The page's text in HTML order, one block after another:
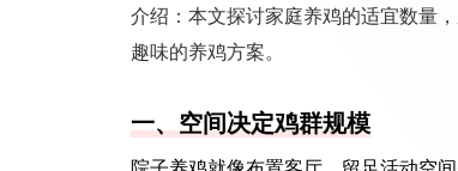
介绍： 本文探讨家庭养鸡的适宜数量
趣味的养鸡方案。
一、空间决定鸡群规模